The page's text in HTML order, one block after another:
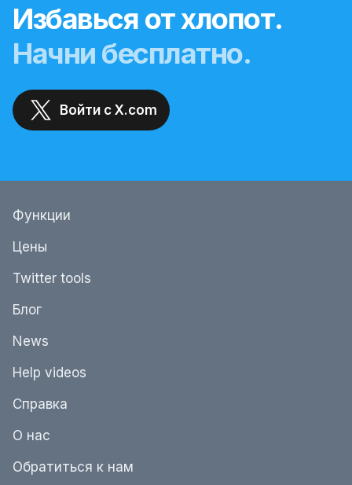
Избавься от хлопот.
Начни бесплатно.
Войти с X.com
Функции
Цены
Twitter tools
Блог
News
Help videos
Справка
О нас
Обратиться к нам